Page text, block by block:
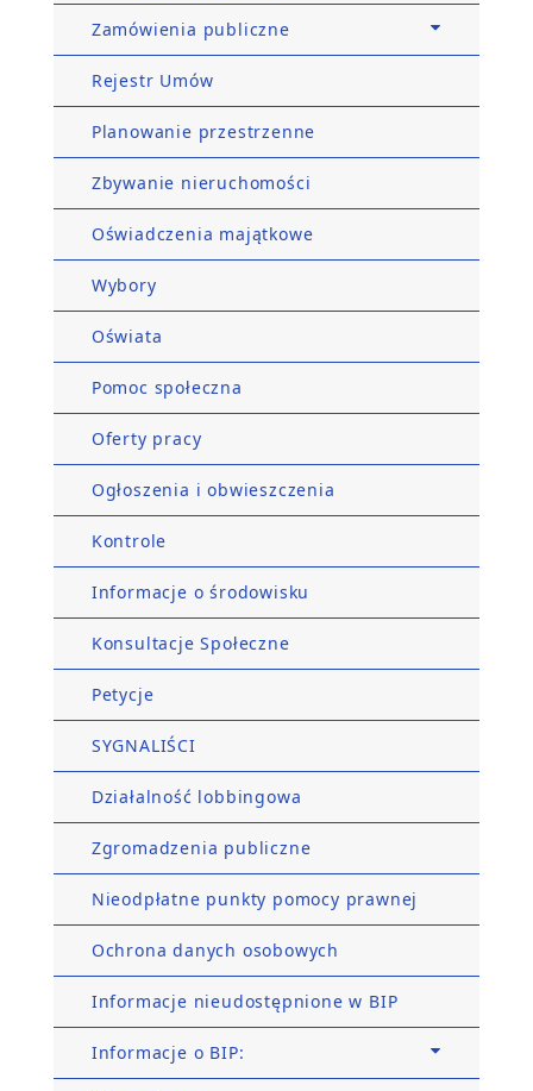
Zamówienia publiczne
Rejestr Umów
Planowanie przestrzenne
Zbywanie nieruchomości
Oświadczenia majątkowe
Wybory
Oświata
Pomoc społeczna
Oferty pracy
Ogłoszenia i obwieszczenia
Kontrole
Informacje o środowisku
Konsultacje Społeczne
Petycje
SYGNALIŚCI
Działalność lobbingowa
Zgromadzenia publiczne
Nieodpłatne punkty pomocy prawnej
Ochrona danych osobowych
Informacje nieudostępnione w BIP
Informacje o BIP: